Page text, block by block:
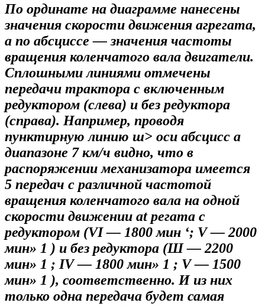
По ординате на диаграмме нанесены
значения скорости движения агрегата,
а по абсциссе — значения частоты
вращения коленчатого вала двигатели.
Сплошными линиями отмечены
передачи трактора с включенным
редуктором (слева) и без редуктора
(справа). Например, проводя
пунктирную линию ш> оси абсцисс а
диапазоне 7 км/ч видно, что в
распоряжении механизатора имеется
5 передач с различной частотой
вращения коленчатого вала на одной
скорости движении at регата с
редуктором (VI — 1800 мин ‘; V — 2000
мин» 1 ) и без редуктора (Ш — 2200
мин» 1 ; IV — 1800 мин» 1 ; V — 1500
мин» 1 ), соответственно. И из них
только одна передача будет самая